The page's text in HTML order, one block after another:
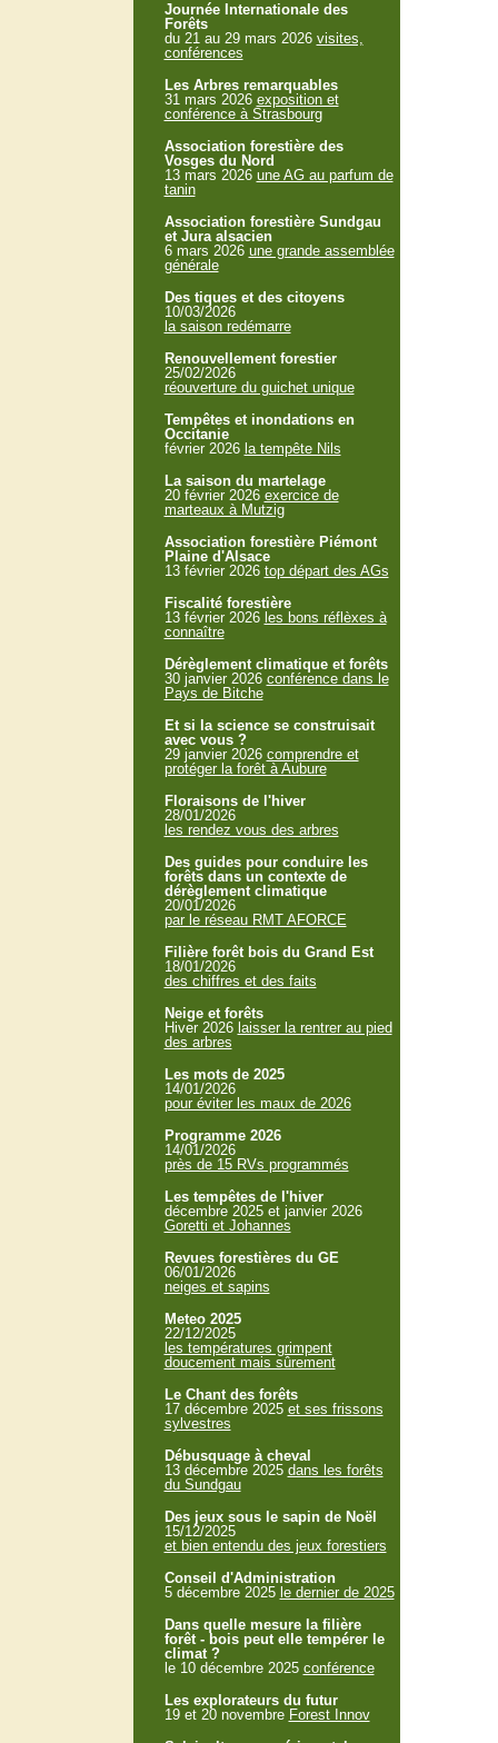
Journée Internationale des
Forêts
du 21 au 29 mars 2026 visites,
conférences
Les Arbres remarquables
31 mars 2026 exposition et
conférence à Strasbourg
Association forestière des
Vosges du Nord
13 mars 2026 une AG au parfum de
tanin
Association forestière Sundgau
et Jura alsacien
6 mars 2026 une grande assemblée
générale
Des tiques et des citoyens
10/03/2026
la saison redémarre
Renouvellement forestier
25/02/2026
réouverture du guichet unique
Tempêtes et inondations en
Occitanie
février 2026 la tempête Nils
La saison du martelage
20 février 2026 exercice de
marteaux à Mutzig
Association forestière Piémont
Plaine d'Alsace
13 février 2026 top départ des AGs
Fiscalité forestière
13 février 2026 les bons réflèxes à
connaître
Dérèglement climatique et forêts
30 janvier 2026 conférence dans le
Pays de Bitche
Et si la science se construisait
avec vous ?
29 janvier 2026 comprendre et
protéger la forêt à Aubure
Floraisons de l'hiver
28/01/2026
les rendez vous des arbres
Des guides pour conduire les
forêts dans un contexte de
dérèglement climatique
20/01/2026
par le réseau RMT AFORCE
Filière forêt bois du Grand Est
18/01/2026
des chiffres et des faits
Neige et forêts
Hiver 2026 laisser la rentrer au pied
des arbres
Les mots de 2025
14/01/2026
pour éviter les maux de 2026
Programme 2026
14/01/2026
près de 15 RVs programmés
Les tempêtes de l'hiver
décembre 2025 et janvier 2026
Goretti et Johannes
Revues forestières du GE
06/01/2026
neiges et sapins
Meteo 2025
22/12/2025
les températures grimpent
doucement mais sûrement
Le Chant des forêts
17 décembre 2025 et ses frissons
sylvestres
Débusquage à cheval
13 décembre 2025 dans les forêts
du Sundgau
Des jeux sous le sapin de Noël
15/12/2025
et bien entendu des jeux forestiers
Conseil d'Administration
5 décembre 2025 le dernier de 2025
Dans quelle mesure la filière
forêt - bois peut elle tempérer le
climat ?
le 10 décembre 2025 conférence
Les explorateurs du futur
19 et 20 novembre Forest Innov